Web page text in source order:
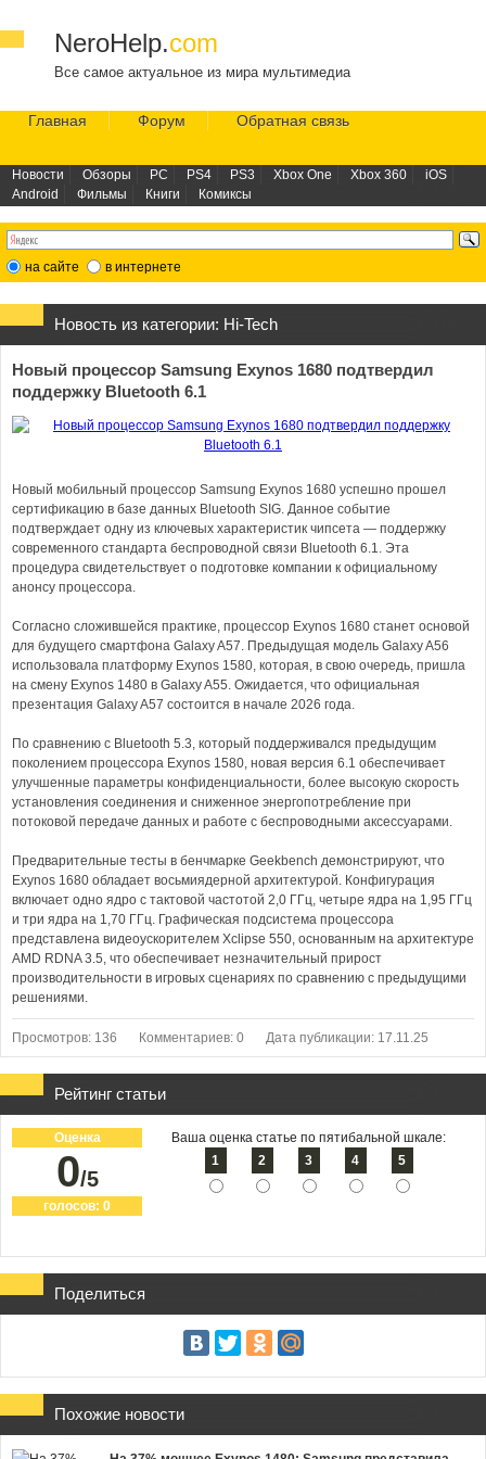
NeroHelp.com
Все самое актуальное из мира мультимедиа
Главная Форум Обратная связь
Новости Обзоры PC PS4 PS3 Xbox One Xbox 360
iOS
Android
Фильмы Книги Комиксы
на сайте в интернете
Новость из категории: Hi-Tech
Новый процессор Samsung Exynos 1680 подтвердил
поддержку Bluetooth 6.1
Новый мобильный процессор Samsung Exynos 1680 успешно прошел
сертификацию в базе данных Bluetooth SIG. Данное событие
подтверждает одну из ключевых характеристик чипсета — поддержку
современного стандарта беспроводной связи Bluetooth 6.1. Эта
процедура свидетельствует о подготовке компании к официальному
анонсу процессора.
Согласно сложившейся практике, процессор Exynos 1680 станет основой
для будущего смартфона Galaxy A57. Предыдущая модель Galaxy A56
использовала платформу Exynos 1580, которая, в свою очередь, пришла
на смену Exynos 1480 в Galaxy A55. Ожидается, что официальная
презентация Galaxy A57 состоится в начале 2026 года.
По сравнению с Bluetooth 5.3, который поддерживался предыдущим
поколением процессора Exynos 1580, новая версия 6.1 обеспечивает
улучшенные параметры конфиденциальности, более высокую скорость
установления соединения и сниженное энергопотребление при
потоковой передаче данных и работе с беспроводными аксессуарами.
Предварительные тесты в бенчмарке Geekbench демонстрируют, что
Exynos 1680 обладает восьмиядерной архитектурой. Конфигурация
включает одно ядро с тактовой частотой 2,0 ГГц, четыре ядра на 1,95 ГГц
и три ядра на 1,70 ГГц. Графическая подсистема процессора
представлена видеоускорителем Xclipse 550, основанным на архитектуре
AMD RDNA 3.5, что обеспечивает незначительный прирост
производительности в игровых сценариях по сравнению с предыдущими
решениями.
Просмотров: 136 Комментариев: 0 Дата публикации: 17.11.25
Рейтинг статьи
Оценка
0/5
голосов: 0
Ваша оценка статье по пятибальной шкале:
1
2 3 4 5
Поделиться
Похожие новости